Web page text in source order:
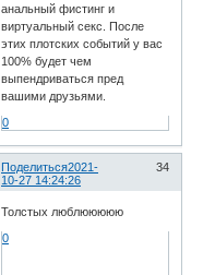
анальный фистинг и
виртуальный секс. После
этих плотских событий у вас
100% будет чем
выпендриваться пред
вашими друзьями.
0
Поделиться 34
2021-
10-27 14:24:26
Толстых люблююююю
0